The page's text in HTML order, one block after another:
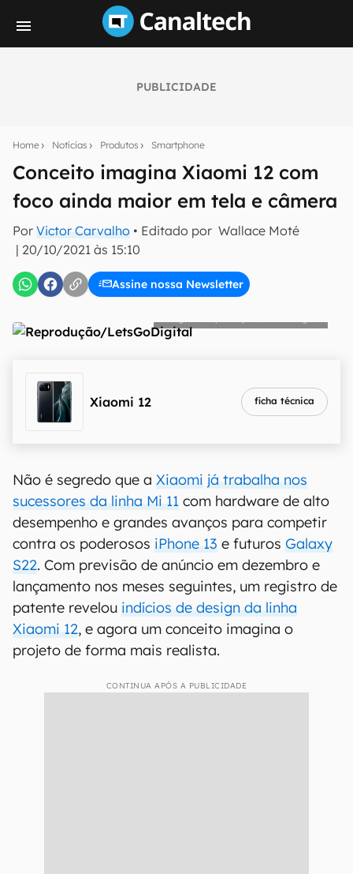
PUBLICIDADE
Home Notícias Produtos Smartphone
Conceito imagina Xiaomi 12 com
foco ainda maior em tela e câmera
Por Victor Carvalho • Editado por Wallace Moté
| 20/10/2021 às 15:10
Assine nossa Newsletter
notícias e reviews sobre tecnologia em primeira
E-mail
Uso e Política de Privacidade do Canaltech.
Xiaomi 12 ficha técnica
Não é segredo que a Xiaomi já trabalha nos
sucessores da linha Mi 11 com hardware de alto
desempenho e grandes avanços para competir
contra os poderosos iPhone 13 e futuros Galaxy
S22. Com previsão de anúncio em dezembro e
lançamento nos meses seguintes, um registro de
patente revelou indícios de design da linha
Xiaomi 12, e agora um conceito imagina o
projeto de forma mais realista.
CONTINUA APÓS A PUBLICIDADE